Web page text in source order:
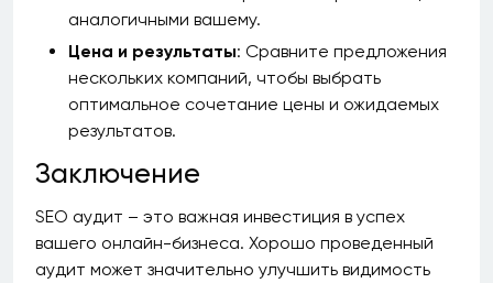
аналогичными вашему.
Цена и результаты: Сравните предложения
нескольких компаний, чтобы выбрать
оптимальное сочетание цены и ожидаемых
результатов.
Заключение
SEO аудит – это важная инвестиция в успех
вашего онлайн-бизнеса. Хорошо проведенный
аудит может значительно улучшить видимость